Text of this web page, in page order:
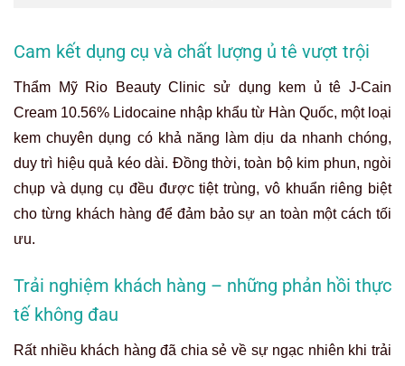
Cam kết dụng cụ và chất lượng ủ tê vượt trội
Thẩm Mỹ Rio Beauty Clinic sử dụng kem ủ tê J-Cain
Cream 10.56% Lidocaine nhập khẩu từ Hàn Quốc, một loại
kem chuyên dụng có khả năng làm dịu da nhanh chóng,
duy trì hiệu quả kéo dài. Đồng thời, toàn bộ kim phun, ngòi
chụp và dụng cụ đều được tiệt trùng, vô khuẩn riêng biệt
cho từng khách hàng để đảm bảo sự an toàn một cách tối
ưu.
Trải nghiệm khách hàng – những phản hồi thực
tế không đau
Rất nhiều khách hàng đã chia sẻ về sự ngạc nhiên khi trải